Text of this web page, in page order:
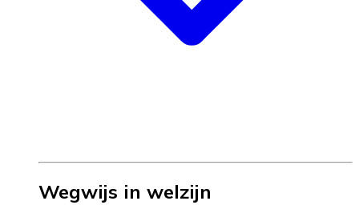
Wegwijs in welzijn